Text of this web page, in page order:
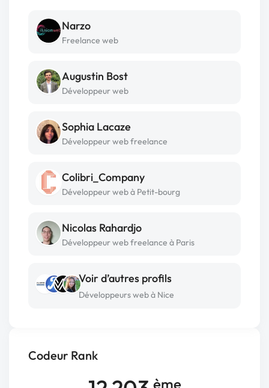
Codeur Rank
ème
Narzo
Freelance web
Augustin Bost
Développeur web
Sophia Lacaze
Développeur web freelance
Colibri_Company
Développeur web à Petit-bourg
Nicolas Rahardjo
Développeur web freelance à Paris
Voir d’autres profils
Développeurs web à Nice